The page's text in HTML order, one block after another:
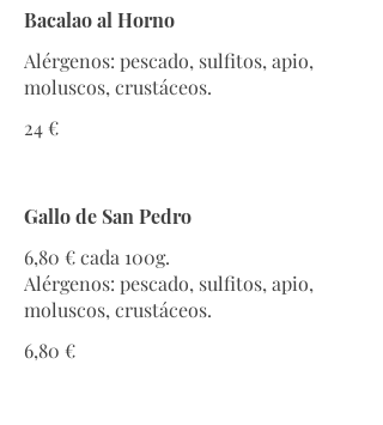
Bacalao al Horno
Alérgenos: pescado, sulfitos, apio,
moluscos, crustáceos.
24 €
Gallo de San Pedro
6,80 € cada 100g.
Alérgenos: pescado, sulfitos, apio,
moluscos, crustáceos.
6,80 €